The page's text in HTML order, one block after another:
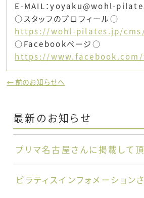
E-MAIL：yoyaku@wohl-
○スタッフのプロフィール○
https://wohl-pilates.jp/
○Facebookページ○
https://
← 前のお知らせへ
最新のお知らせ
プリマ名古屋さんに掲載して
ピラティスインフォメーション